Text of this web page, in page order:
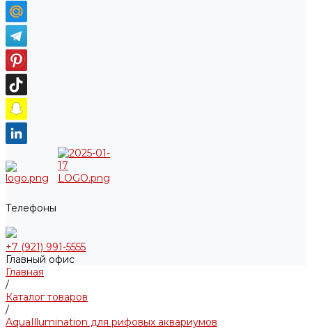
Телефоны
+7 (921) 991-5555
Главный офис
Главная
/
Каталог товаров
/
AquaIllumination для рифовых аквариумов